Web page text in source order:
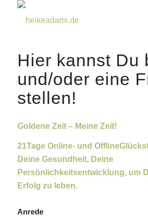
Hier kannst Du
und/oder eine
stellen!
Goldene Zeit – Meine Zeit!
21Tage Online- und
Deine Gesundheit, Deine
Persönlichkeitsentwicklung, um
Erfolg zu leben.
Anrede